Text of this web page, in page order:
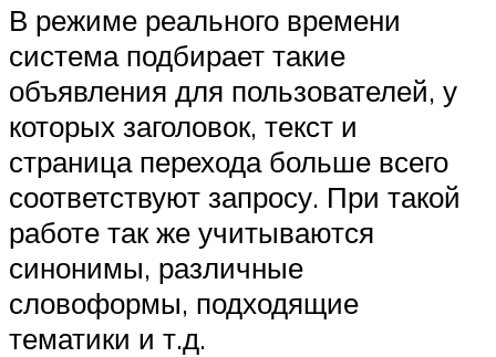
В режиме реального времени
система подбирает такие
объявления для пользователей, у
которых заголовок, текст и
страница перехода больше всего
соответствуют запросу. При такой
работе так же учитываются
синонимы, различные
словоформы, подходящие
тематики и т.д.